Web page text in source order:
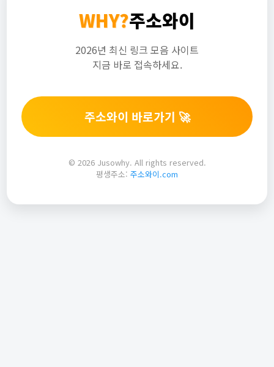
WHY?주소와이
2026년 최신 링크 모음 사이트
지금 바로 접속하세요.
주소와이 바로가기 🚀
© 2026 Jusowhy. All rights reserved.
평생주소: 주소와이.com